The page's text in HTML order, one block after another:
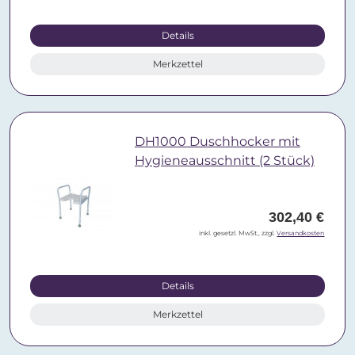
Details
Merkzettel
DH1000 Duschhocker mit
Hygieneausschnitt (2 Stück)
302,40 €
inkl. gesetzl. MwSt., zzgl.Versandkosten
Details
Merkzettel